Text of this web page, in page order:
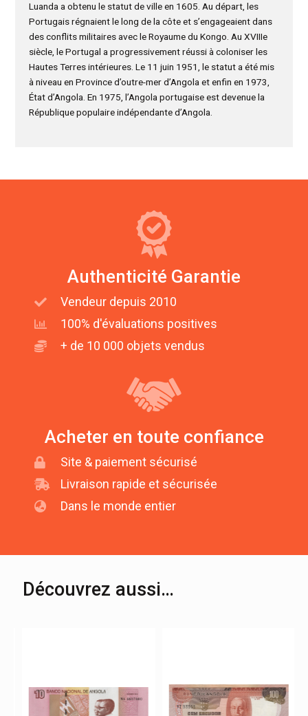
Luanda a obtenu le statut de ville en 1605. Au départ, les
Portugais régnaient le long de la côte et s’engageaient dans
des conflits militaires avec le Royaume du Kongo. Au XVIIIe
siècle, le Portugal a progressivement réussi à coloniser les
Hautes Terres intérieures. Le 11 juin 1951, le statut a été mis
à niveau en Province d’outre-mer d’Angola et enfin en 1973,
État d’Angola. En 1975, l’Angola portugaise est devenue la
République populaire indépendante d’Angola.
Authenticité Garantie
Vendeur depuis 2010
100% d'évaluations positives
+ de 10 000 objets vendus
Acheter en toute confiance
Site & paiement sécurisé
Livraison rapide et sécurisée
Dans le monde entier
Découvrez aussi…